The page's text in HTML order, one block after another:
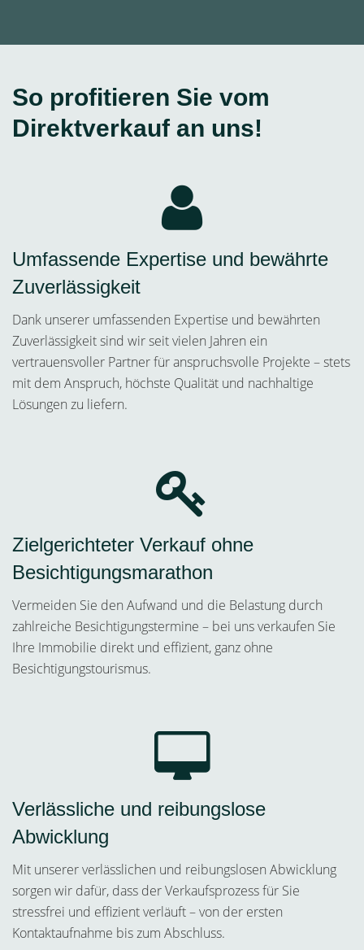
So profitieren Sie vom
Direktverkauf an uns!
Umfassende Expertise und bewährte
Zuverlässigkeit
Dank unserer umfassenden Expertise und bewährten
Zuverlässigkeit sind wir seit vielen Jahren ein
vertrauensvoller Partner für anspruchsvolle Projekte – stets
mit dem Anspruch, höchste Qualität und nachhaltige
Lösungen zu liefern.
Zielgerichteter Verkauf ohne
Besichtigungsmarathon
Vermeiden Sie den Aufwand und die Belastung durch
zahlreiche Besichtigungstermine – bei uns verkaufen Sie
Ihre Immobilie direkt und effizient, ganz ohne
Besichtigungstourismus.
Verlässliche und reibungslose
Abwicklung
Mit unserer verlässlichen und reibungslosen Abwicklung
sorgen wir dafür, dass der Verkaufsprozess für Sie
stressfrei und effizient verläuft – von der ersten
Kontaktaufnahme bis zum Abschluss.